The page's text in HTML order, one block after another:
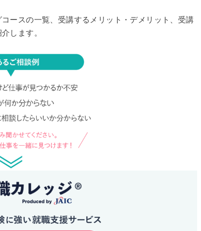
ースの一覧、受講するメリット・デメリット、受講
します。